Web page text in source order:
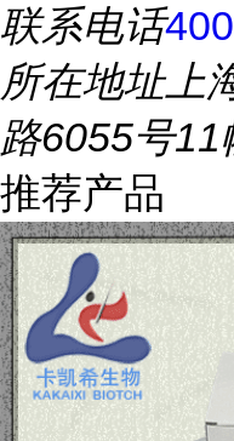
联系电话
所在地址上
路6055号11
推荐产品